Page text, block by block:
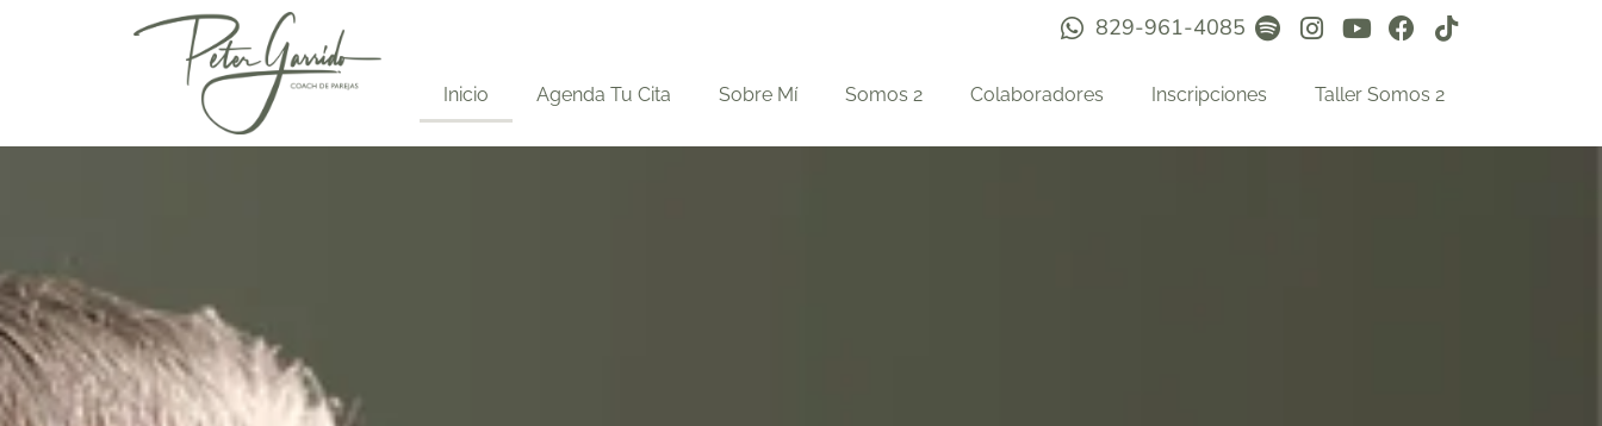
829-961-4085
Inicio Agenda Tu Cita Sobre Mí Somos 2 Colaboradores Inscripciones Taller Somos 2